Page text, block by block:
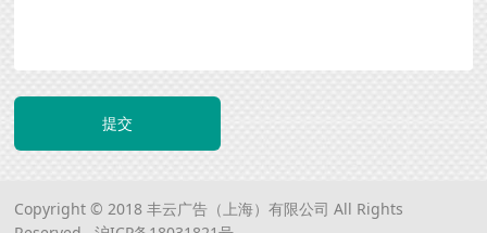
提交
Copyright © 2018 丰云广告（上海）有限公司 All Rights